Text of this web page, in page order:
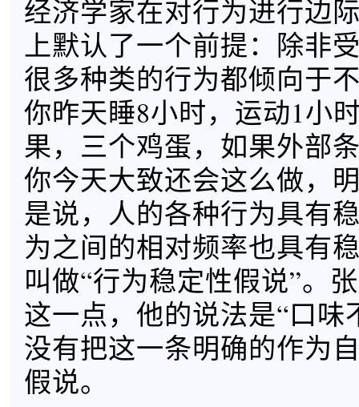
经济学家在对行为进行边
上默认了一个前提：除非
很多种类的行为都倾向于
你昨天睡8小时，运动1小
果，三个鸡蛋，如果外部
你今天大致还会这么做，
是说，人的各种行为具有
为之间的相对频率也具有
叫做“行为稳定性假说”。
这一点，他的说法是“口味
没有把这一条明确的作为
假说。